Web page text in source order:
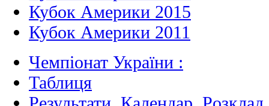
Кубок Америки 2015
Кубок Америки 2011
Чемпіонат України :
Таблиця